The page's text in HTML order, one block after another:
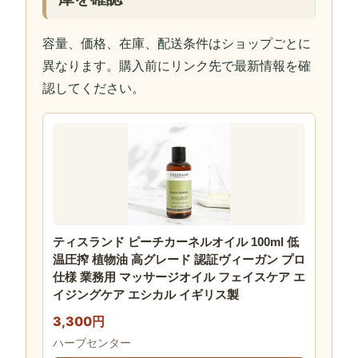
容量、価格、在庫、配送条件はショップごとに
異なります。購入前にリンク先で最新情報を確
認してください。
ティスランド ピーチカーネルオイル 100ml 低
温圧搾 植物油 高グレード 認証ヴィーガン プロ
仕様 業務用 マッサージオイル フェイスケア エ
イジングケア エシカル イギリス製
3,300円
ハーブセンター